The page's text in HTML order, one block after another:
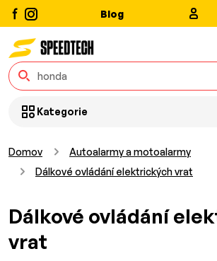
Blog
Kategorie
Domov
Autoalarmy a motoalarmy
Dálkové ovládání elektrických vrat
Dálkové ovládání
vrat